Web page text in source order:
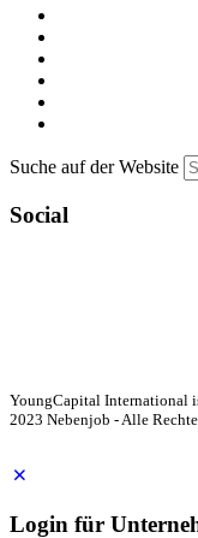
Suche auf der Website
Social
YoungCapital International
2023 Nebenjob - Alle
Login für